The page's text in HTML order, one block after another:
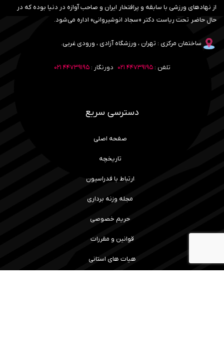
از نهادهای ورزشی با سابقه و پرافتخار ایران و صاحب آوازه در دنیا بوده که در
حال حاضر تحت ریاست دکتر «سجاد انوشیروانی» اداره می‌شود.
ساختمان مرکزی : تهران ، ورزشگاه آزادی ، ورودی غربی.
تلفن :۴۴۷۳۹۱۹۵ ۰۲۱ دورنگار :۴۴۷۳۹۱۹۵ ۰۲۱
دسترسی سریع
صفحه اصلی
تاریخچه
ارتباط با فدراسیون
مجله وزنه برداری
حریم خصوصی
قوانین و مقررات
هیات های استانی